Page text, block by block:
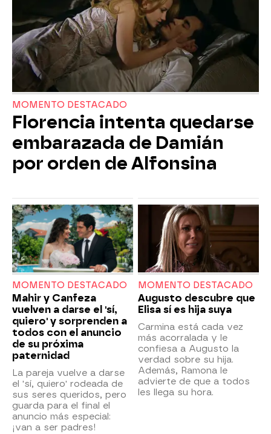
MOMENTO DESTACADO
Florencia intenta quedarse
embarazada de Damián
por orden de Alfonsina
MOMENTO DESTACADO
Mahir y Canfeza
vuelven a darse el 'sí,
quiero' y sorprenden a
todos con el anuncio
de su próxima
paternidad
La pareja vuelve a darse
el 'sí, quiero' rodeada de
sus seres queridos, pero
guarda para el final el
anuncio más especial:
¡van a ser padres!
MOMENTO DESTACADO
Augusto descubre que
Elisa sí es hija suya
Carmina está cada vez
más acorralada y le
confiesa a Augusto la
verdad sobre su hija.
Además, Ramona le
advierte de que a todos
les llega su hora.